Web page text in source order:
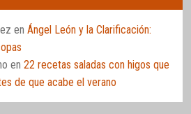
en Ángel León y la Clarificación:
en 22 recetas saladas con higos que
de que acabe el verano